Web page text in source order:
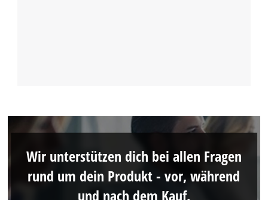
Wir unterstützen dich bei allen Fragen
rund um dein Produkt - vor, während
und nach dem Kauf.